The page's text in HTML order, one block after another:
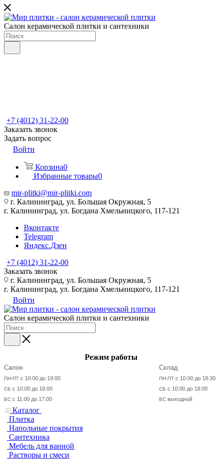
Салон керамической плитки и сантехники
+7 (4012) 31-22-00
Заказать звонок
Задать вопрос
Войти
Корзина0
Избранные товары0
mir-plitki@mir-plitki.com
г. Калининград, ул. Большая Окружная, 5
г. Калининград, ул. Богдана Хмельницкого, 117-121
Вконтакте
Telegram
Яндекс.Дзен
+7 (4012) 31-22-00
Заказать звонок
г. Калининград, ул. Большая Окружная, 5
г. Калининград, ул. Богдана Хмельницкого, 117-121
Войти
Салон керамической плитки и сантехники
Режим работы
Салон
ПН-ПТ с 10:00 до 19:00
СБ с 10:00 до 18:00
ВС с 11:00 до 17:00
Склад
ПН-ПТ с 10:00 до 18:30
СБ с 10:00 до 18:00
ВС выходной
Каталог
Плитка
Напольные покрытия
Сантехника
Мебель для ванной
Растворы и смеси